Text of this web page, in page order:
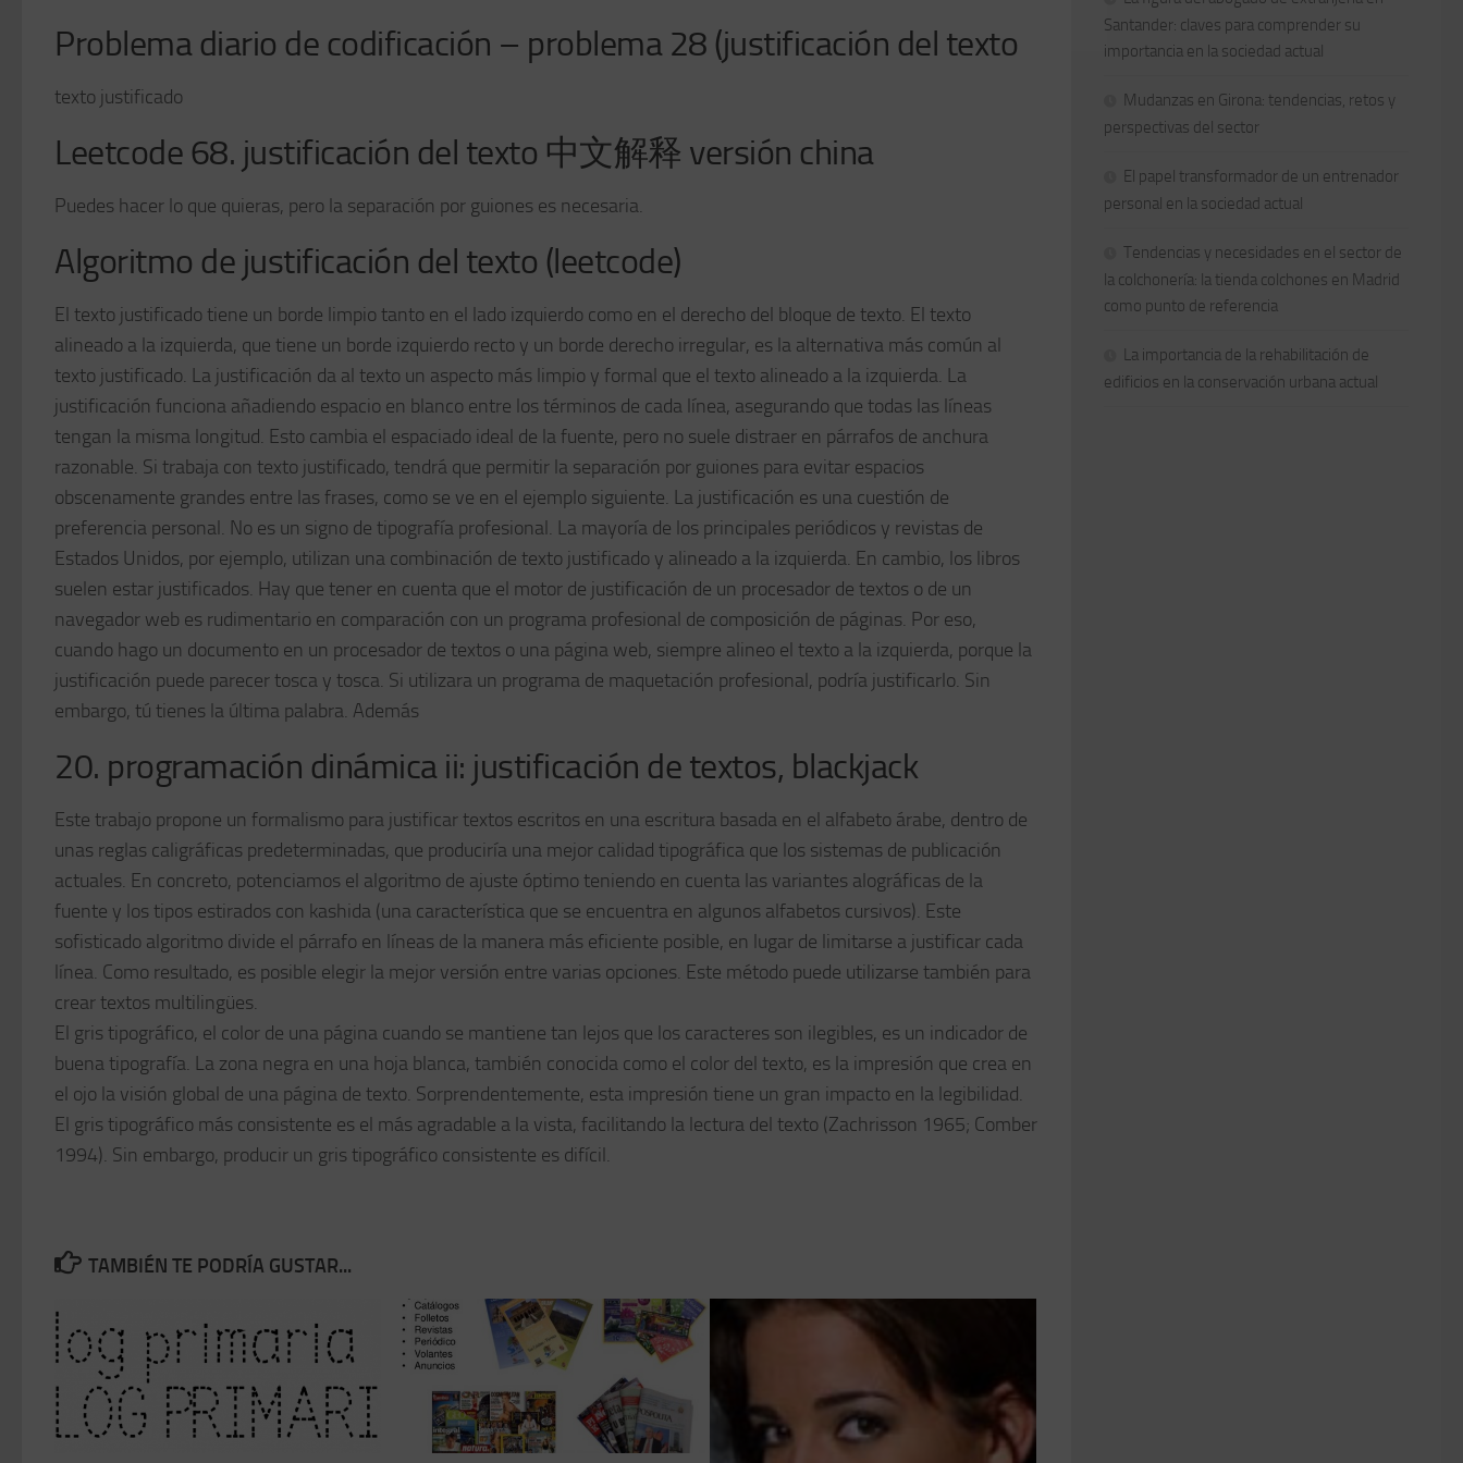
Problema diario de codificación – problema 28 (justificación del texto
texto justificado
Leetcode 68. justificación del texto 中文解释 versión china
Puedes hacer lo que quieras, pero la separación por guiones es necesaria.
Algoritmo de justificación del texto (leetcode)
El texto justificado tiene un borde limpio tanto en el lado izquierdo como en el derecho del bloque de texto. El texto
alineado a la izquierda, que tiene un borde izquierdo recto y un borde derecho irregular, es la alternativa más común al
texto justificado. La justificación da al texto un aspecto más limpio y formal que el texto alineado a la izquierda. La
justificación funciona añadiendo espacio en blanco entre los términos de cada línea, asegurando que todas las líneas
tengan la misma longitud. Esto cambia el espaciado ideal de la fuente, pero no suele distraer en párrafos de anchura
razonable. Si trabaja con texto justificado, tendrá que permitir la separación por guiones para evitar espacios
obscenamente grandes entre las frases, como se ve en el ejemplo siguiente. La justificación es una cuestión de
preferencia personal. No es un signo de tipografía profesional. La mayoría de los principales periódicos y revistas de
Estados Unidos, por ejemplo, utilizan una combinación de texto justificado y alineado a la izquierda. En cambio, los libros
suelen estar justificados. Hay que tener en cuenta que el motor de justificación de un procesador de textos o de un
navegador web es rudimentario en comparación con un programa profesional de composición de páginas. Por eso,
cuando hago un documento en un procesador de textos o una página web, siempre alineo el texto a la izquierda, porque la
justificación puede parecer tosca y tosca. Si utilizara un programa de maquetación profesional, podría justificarlo. Sin
embargo, tú tienes la última palabra. Además
20. programación dinámica ii: justificación de textos, blackjack
Este trabajo propone un formalismo para justificar textos escritos en una escritura basada en el alfabeto árabe, dentro de
unas reglas caligráficas predeterminadas, que produciría una mejor calidad tipográfica que los sistemas de publicación
actuales. En concreto, potenciamos el algoritmo de ajuste óptimo teniendo en cuenta las variantes alográficas de la
fuente y los tipos estirados con kashida (una característica que se encuentra en algunos alfabetos cursivos). Este
sofisticado algoritmo divide el párrafo en líneas de la manera más eficiente posible, en lugar de limitarse a justificar cada
línea. Como resultado, es posible elegir la mejor versión entre varias opciones. Este método puede utilizarse también para
crear textos multilingües.
El gris tipográfico, el color de una página cuando se mantiene tan lejos que los caracteres son ilegibles, es un indicador de
buena tipografía. La zona negra en una hoja blanca, también conocida como el color del texto, es la impresión que crea en
el ojo la visión global de una página de texto. Sorprendentemente, esta impresión tiene un gran impacto en la legibilidad.
El gris tipográfico más consistente es el más agradable a la vista, facilitando la lectura del texto (Zachrisson 1965; Comber
1994). Sin embargo, producir un gris tipográfico consistente es difícil.
TAMBIÉN TE PODRÍA GUSTAR...
Santander: claves para comprender su
importancia en la sociedad actual
Mudanzas en Girona: tendencias, retos y
perspectivas del sector
El papel transformador de un entrenador
personal en la sociedad actual
Tendencias y necesidades en el sector de
la colchonería: la tienda colchones en Madrid
como punto de referencia
La importancia de la rehabilitación de
edificios en la conservación urbana actual